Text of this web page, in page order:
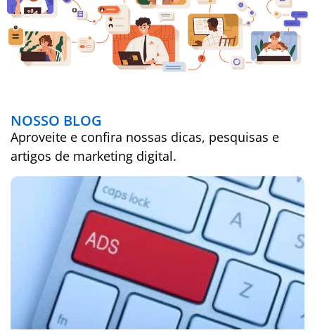
NOSSO BLOG
Aproveite e confira nossas dicas, pesquisas e
artigos de marketing digital.